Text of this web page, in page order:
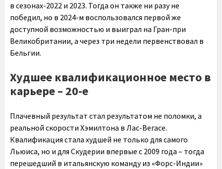
в сезонах-2022 и 2023. Тогда он также ни разу не
победил, но в 2024-м воспользовался первой же
доступной возможностью и выиграл на Гран-при
Великобритании, а через три недели первенствовал в
Бельгии.
Худшее квалификационное место в
карьере – 20-е
Плачевный результат стал результатом не поломки, а
реальной скорости Хэмилтона в Лас-Вегасе.
Квалификация стала худшей не только для самого
Льюиса, но и для Скудерии впервые с 2009 года – тогда
перешедший в итальянскую команду из «Форс-Индии»